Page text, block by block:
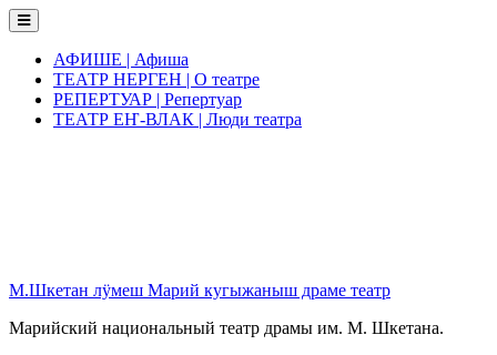
Skip
to
contentАФИШЕ | Афиша
ТЕАТР НЕРГЕН | О театре
РЕПЕРТУАР | Репертуар
ТЕАТР ЕҤ-ВЛАК | Люди театра
М.Шкетан лӱмеш Марий кугыжаныш драме театр
Марийский национальный театр драмы им. М. Шкетана.